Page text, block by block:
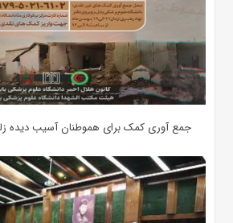
جمع آوری کمک‌ برای هموطنان آسیب دیده